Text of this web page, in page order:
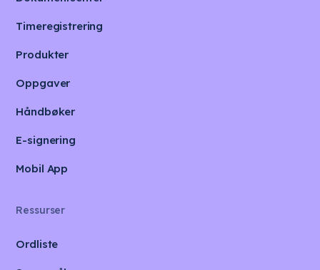
Timeregistrering
Produkter
Oppgaver
Håndbøker
E-signering
Mobil App
Ressurser
Ordliste